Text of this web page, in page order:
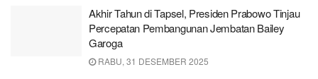
Akhir Tahun di Tapsel, Presiden Prabowo Tinjau
Percepatan Pembangunan Jembatan Bailey
Garoga
RABU, 31 DESEMBER 2025